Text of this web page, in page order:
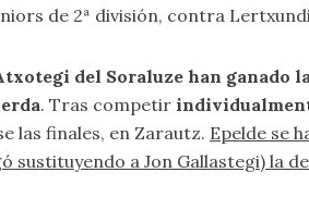
de 2ª división, contra
del Soraluze han ganado
. Tras competir
las finales, en Zarautz. Epelde se
sustituyendo a Jon Gallastegi) la